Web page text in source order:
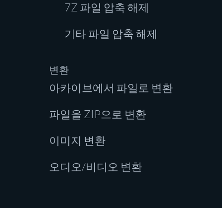
7Z 파일 압축 해제
기타 파일 압축 해제
변환
아카이브에서 파일로 변환
파일을 ZIP으로 변환
이미지 변환
오디오/비디오 변환